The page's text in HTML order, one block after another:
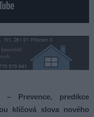
– Prevence, predikce
klíčová slova nového